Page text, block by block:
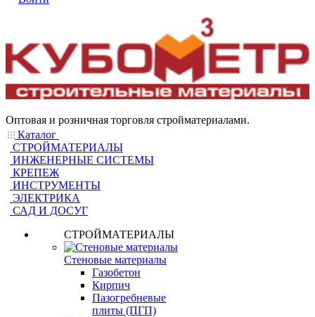
Оптовая и розничная торговля стройматериалами.
Каталог
СТРОЙМАТЕРИАЛЫ
ИНЖЕНЕРНЫЕ СИСТЕМЫ
КРЕПЕЖ
ИНСТРУМЕНТЫ
ЭЛЕКТРИКА
САД И ДОСУГ
СТРОЙМАТЕРИАЛЫ
Стеновые материалы
Газобетон
Кирпич
Пазогребневые
плиты (ПГП)